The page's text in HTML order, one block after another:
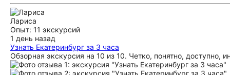
Лариса
Опыт: 11 экскурсий
1 день назад
Узнать Екатеринбург за 3 часа
Обзорная экскурсия на 10 из 10. Четко, понятно, доступно,